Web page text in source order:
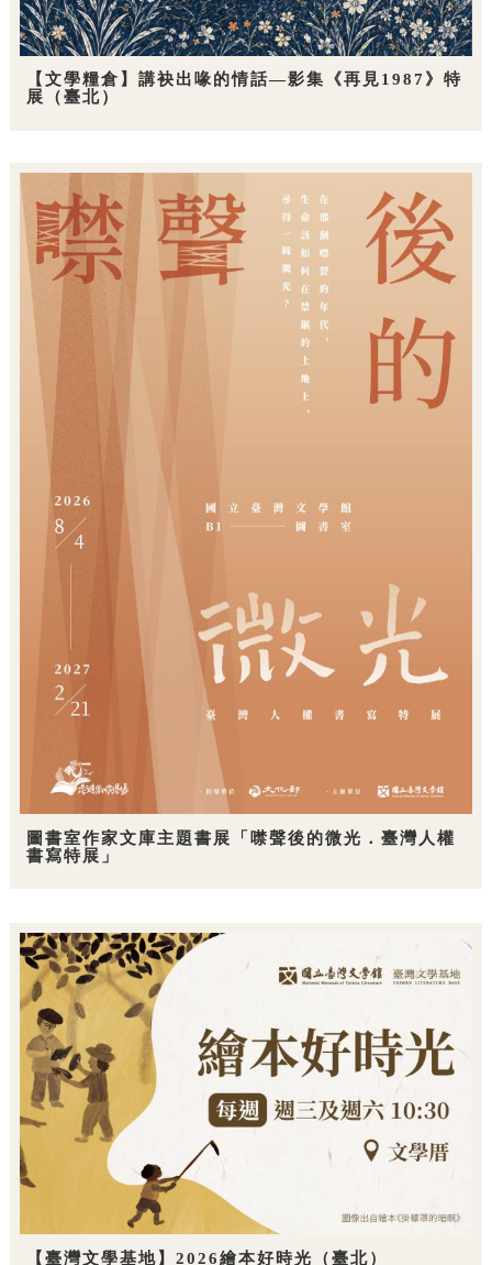
【文學糧倉】講袂出喙的情話—影集《再見1987》特
展（臺北）
圖書室作家文庫主題書展「噤聲後的微光．臺灣人權
書寫特展」
【臺灣文學基地】2026繪本好時光（臺北）